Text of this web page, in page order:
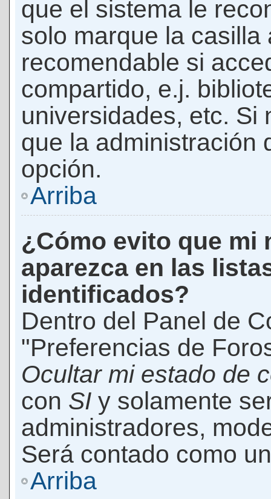
que el sistema le
solo marque la casilla
recomendable si
compartido, e.j.
universidades, etc. Si
que la administración
opción.
Arriba
¿Cómo evito que mi
aparezca en las
identificados?
Dentro del Panel de
"Preferencias de
Ocultar mi estado de
con SI y solamente
administradores,
Será contado como
Arriba